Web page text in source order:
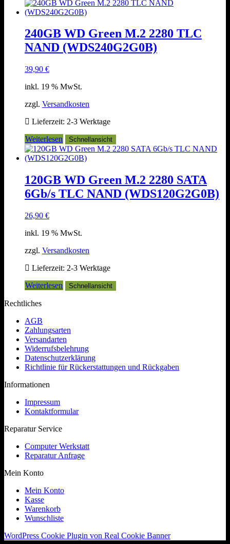
240GB WD Green M.2 2280 TLC
NAND (WDS240G2G0B)
39,90 €
inkl. 19 % MwSt.
zzgl. Versandkosten
Lieferzeit: 2-3 Werktage
Weiterlesen
Schnellansicht
120GB WD Green M.2 2280 SATA
6Gb/s TLC NAND (WDS120G2G0B)
26,90 €
inkl. 19 % MwSt.
zzgl. Versandkosten
Lieferzeit: 2-3 Werktage
Weiterlesen
Schnellansicht
Rechtliches
AGB
Zahlungsarten
Versandarten
Widerrufsbelehrung
Datenschutzerklärung
Richtlinie für Rückerstattungen und Rückgaben
Informationen
Impressum
Kontaktformular
Reparatur Service
Computer Werkstatt
Reparatur Anfrage
Mein Konto
Mein Konto
Kasse
Warenkorb
Wunschliste
WordPress Cookie Plugin von Real Cookie Banner